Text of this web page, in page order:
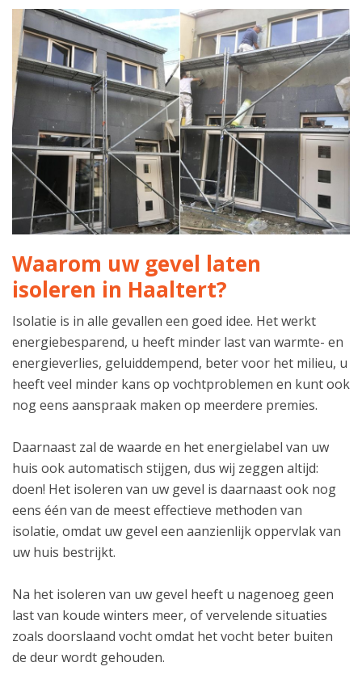
Waarom uw gevel laten
isoleren in Haaltert?
Isolatie is in alle gevallen een goed idee. Het werkt
energiebesparend, u heeft minder last van warmte- en
energieverlies, geluiddempend, beter voor het milieu, u
heeft veel minder kans op vochtproblemen en kunt ook
nog eens aanspraak maken op meerdere premies.
Daarnaast zal de waarde en het energielabel van uw
huis ook automatisch stijgen, dus wij zeggen altijd:
doen! Het isoleren van uw gevel is daarnaast ook nog
eens één van de meest effectieve methoden van
isolatie, omdat uw gevel een aanzienlijk oppervlak van
uw huis bestrijkt.
Na het isoleren van uw gevel heeft u nagenoeg geen
last van koude winters meer, of vervelende situaties
zoals doorslaand vocht omdat het vocht beter buiten
de deur wordt gehouden.